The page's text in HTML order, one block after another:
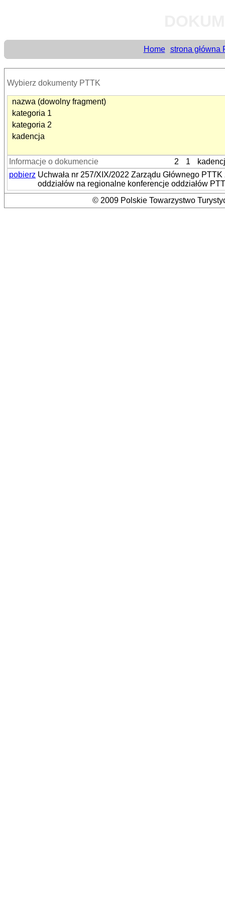
Home strona główna
Wybierz dokumenty PTTK
nazwa (dowolny fragment)
kategoria 1
kategoria 2
kadencja
Informacje o dokumencie 2 1
pobierz Uchwała nr 257/XIX/2022 Zarządu Głównego
oddziałów na regionalne konferencje oddziałów
© 2009 Polskie Towarzystwo